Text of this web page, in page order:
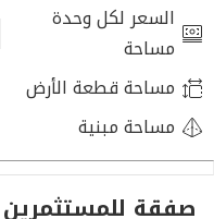
السعر لكل وحدة
مساحة
مساحة قطعة الأرض
مساحة مبنية
صفقة